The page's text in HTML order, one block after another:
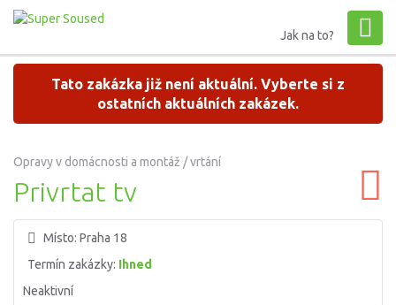
Jak na to?
Tato zakázka již není aktuální. Vyberte si z
ostatních aktuálních zakázek.
Opravy v domácnosti a montáž / vrtání
Privrtat tv
Místo: Praha 18
Termín zakázky: Ihned
Neaktivní